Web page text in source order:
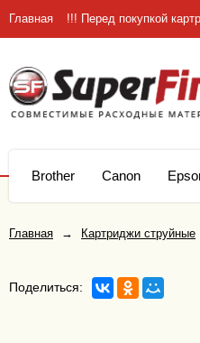
Главная !!! Перед покупкой
Brother Canon
Главная → Картриджи струйные
Поделиться: